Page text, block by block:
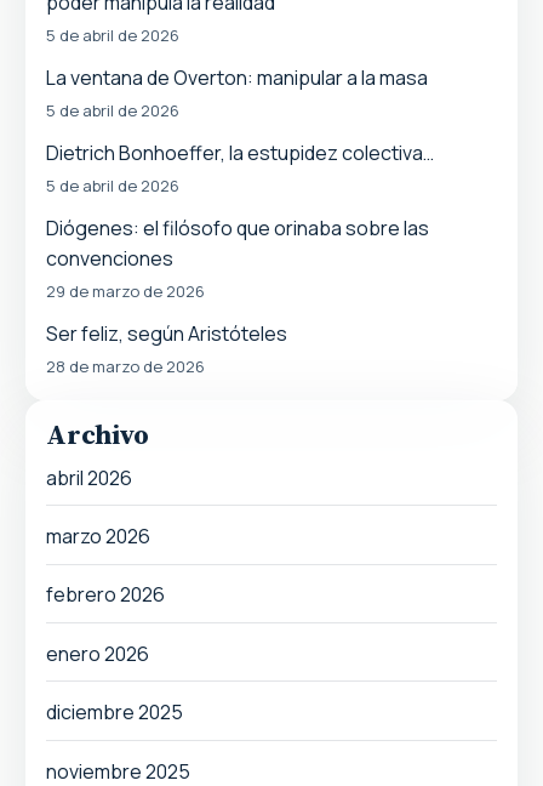
5 de abril de 2026
La ventana de Overton: manipular a la masa
5 de abril de 2026
Dietrich Bonhoeffer, la estupidez colectiva…
5 de abril de 2026
Diógenes: el filósofo que orinaba sobre las
convenciones
29 de marzo de 2026
Ser feliz, según Aristóteles
28 de marzo de 2026
Archivo
abril 2026
marzo 2026
febrero 2026
enero 2026
diciembre 2025
noviembre 2025